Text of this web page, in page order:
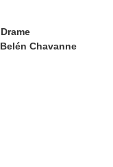
Drame
Belén Chavanne